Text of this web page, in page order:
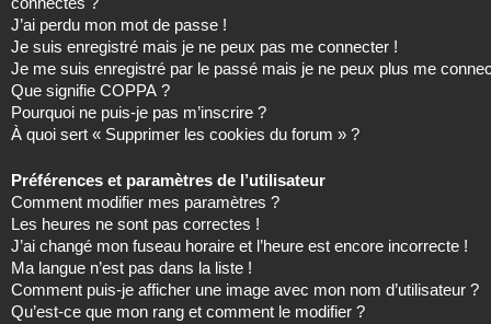
J’ai perdu mon mot de passe !
Je suis enregistré mais je ne peux pas me connecter !
Je me suis enregistré par le passé mais je ne peux plus me
Que signifie COPPA ?
Pourquoi ne puis-je pas m’inscrire ?
À quoi sert « Supprimer les cookies du forum » ?
Préférences et paramètres de l’utilisateur
Comment modifier mes paramètres ?
Les heures ne sont pas correctes !
J’ai changé mon fuseau horaire et l’heure est encore incorrecte !
Ma langue n’est pas dans la liste !
Comment puis-je afficher une image avec mon nom d’utilisateur ?
Qu’est-ce que mon rang et comment le modifier ?